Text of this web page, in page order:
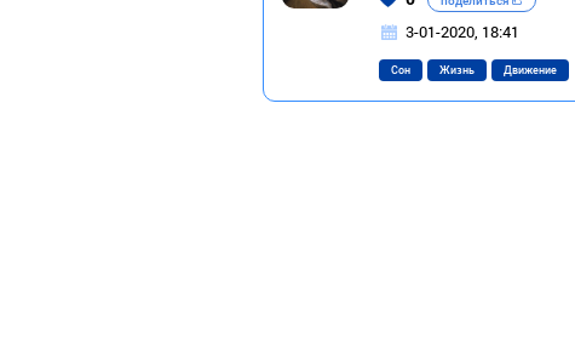
3-01-2020, 18:41
Сон Жизнь Движение